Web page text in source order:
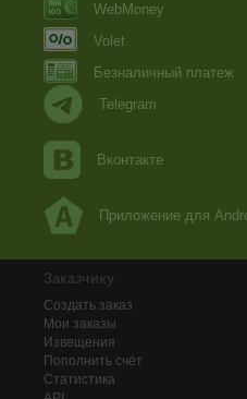
WebMoney
Volet
Безналичный платеж
Telegram
Вконтакте
Приложение для
Заказчику
Создать заказ
Мои заказы
Извещения
Пополнить счёт
Статистика